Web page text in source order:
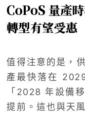
CoPoS 量產
轉型有望受惠
值得注意的是，
產最快落在
「2028 年設備
提前。這也與天